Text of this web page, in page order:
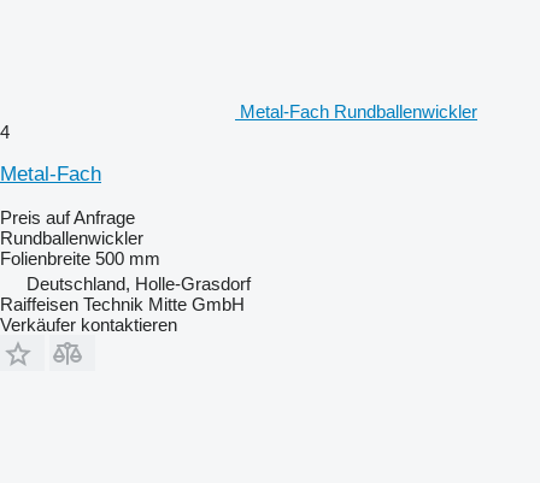
Metal-Fach Rundballenwickler
4
Metal-Fach
Preis auf Anfrage
Rundballenwickler
Folienbreite 500 mm
Deutschland, Holle-Grasdorf
Raiffeisen Technik Mitte GmbH
Verkäufer kontaktieren